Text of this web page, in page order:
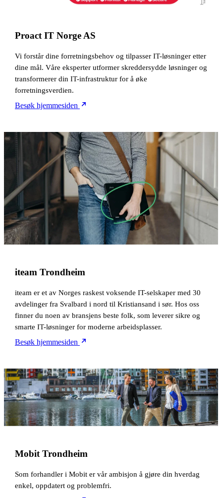
Proact IT Norge AS
Vi forstår dine forretningsbehov og tilpasser IT-løsninger etter
dine mål. Våre eksperter utformer skreddersydde løsninger og
transformerer din IT-infrastruktur for å øke
forretningsverdien.
Besøk hjemmesiden
iteam Trondheim
iteam er et av Norges raskest voksende IT-selskaper med 30
avdelinger fra Svalbard i nord til Kristiansand i sør. Hos oss
finner du noen av bransjens beste folk, som leverer sikre og
smarte IT-løsninger for moderne arbeidsplasser.
Besøk hjemmesiden
Mobit Trondheim
Som forhandler i Mobit er vår ambisjon å gjøre din hverdag
enkel, oppdatert og problemfri.